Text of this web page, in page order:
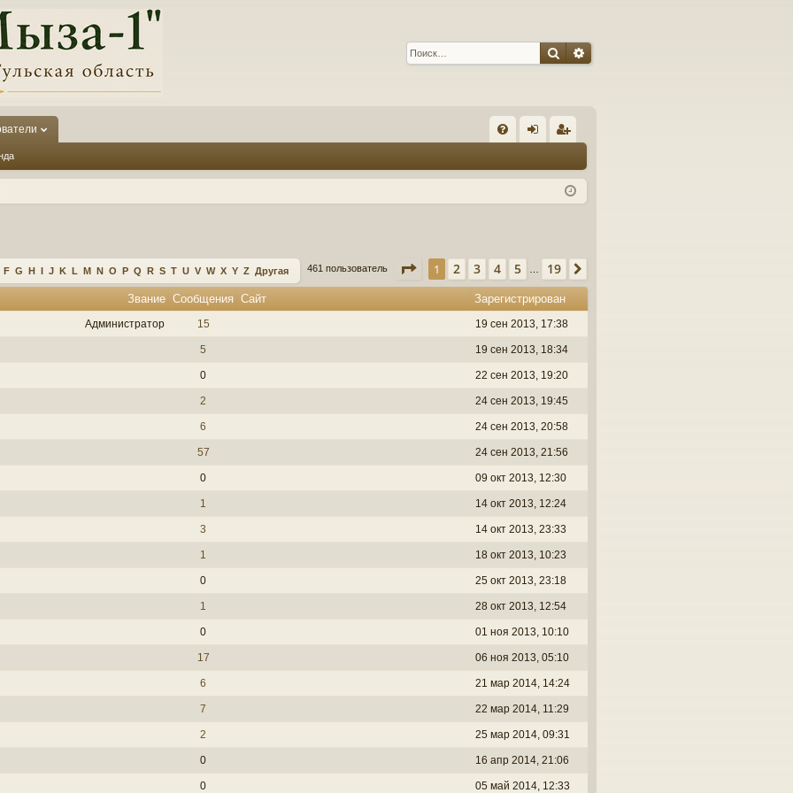
ПоискРасширенный поиск
Q д ис
ия
F G H I J K L M N O P Q R S T U V W X Y Z Другая 461 пользователь Страница из 19
1 2 3 4 5 19
Звание Сообщения Сайт Зарегистрирован
Администратор 15 19 сен 2013, 17:38
5 19 сен 2013, 18:34
0 22 сен 2013, 19:20
2 24 сен 2013, 19:45
6 24 сен 2013, 20:58
57 24 сен 2013, 21:56
0 09 окт 2013, 12:30
1 14 окт 2013, 12:24
3 14 окт 2013, 23:33
1 18 окт 2013, 10:23
0 25 окт 2013, 23:18
1 28 окт 2013, 12:54
0 01 ноя 2013, 10:10
17 06 ноя 2013, 05:10
6 21 мар 2014, 14:24
7 22 мар 2014, 11:29
2 25 мар 2014, 09:31
0 16 апр 2014, 21:06
0 05 май 2014, 12:33